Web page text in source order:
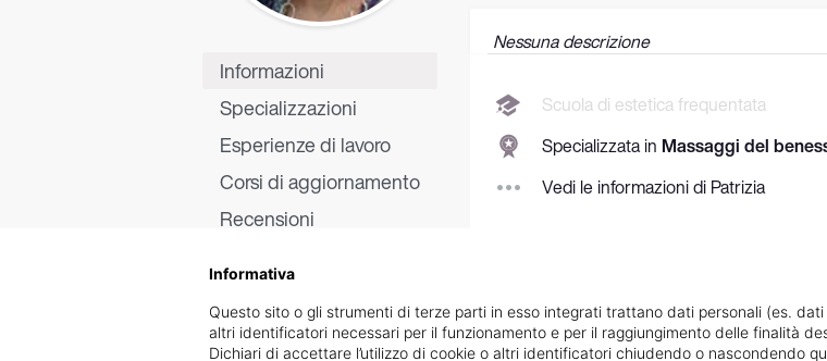
Informazioni
Specializzazioni
Esperienze di lavoro
Corsi di aggiornamento
Recensioni
Nessuna descrizione
Scuola di estetica frequentata
Specializzata in Massaggi del
Vedi le informazioni di Patrizia
Informativa
Questo sito o gli strumenti di terze parti in esso integrati trattano dati personali (es.
altri identificatori necessari per il funzionamento e per il raggiungimento delle finalità
Dichiari di accettare l’utilizzo di cookie o altri identificatori chiudendo o nascondendo